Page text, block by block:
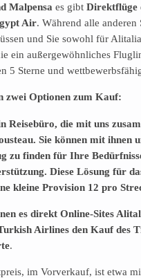
Malpensa es gibt Direktflüge
Air. Während alle anderen
und Sie sowohl für
ein außergewöhnliches
5 Sterne und
zwei Optionen zum Kauf:
Reisebüro, die mit uns
Sie können mit ihnen
zu finden für Ihre
Diese Lösung für
kleine Provision 12 pro
es direkt Online-Sites
Airlines den Kauf des
.
im Vorverkauf, ist etwa